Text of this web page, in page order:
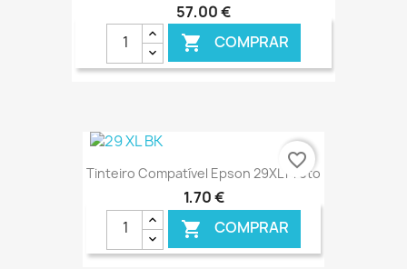
57,00 €
 COMPRAR
Tinteiro Compatível Epson 29XL Preto
1,70 €
 COMPRAR
favorite_border